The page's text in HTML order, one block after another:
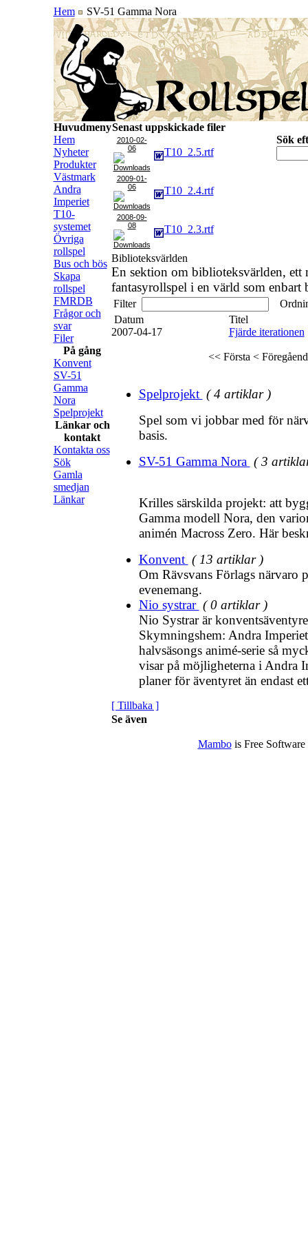
Hem SV-51 Gamma Nora
Huvudmeny
Hem
Nyheter
Produkter
Västmark
Andra
Imperiet
T10-
systemet
Övriga
rollspel
Bus och bös
Skapa
rollspel
FMRDB
Frågor och
svar
Filer
På gång
Konvent
SV-51
Gamma
Nora
Spelprojekt
Länkar och
kontakt
Kontakta oss
Sök
Gamla
smedjan
Länkar
Senast uppskickade filer
2010-02-
06
T10_2.5.rtf
2009-01-
06
T10_2.4.rtf
2008-09-
08
T10_2.3.rtf
Sök
Biblioteksvärlden
En sektion om biblioteksvärlden,
fantasyrollspel i en värld som enbart
Filter
Datum
Titel
2007-04-17
Fjärde iterationen
<< Första <
Spelprojekt ( 4 artiklar )
Spel som vi jobbar med för
basis.
SV-51 Gamma Nora ( 3
Krilles särskilda projekt: att
Gamma modell Nora, den
animén Macross Zero. Här
Konvent ( 13 artiklar )
Om Rävsvans Förlags närvaro
evenemang.
Nio systrar ( 0 artiklar )
Nio Systrar är
Skymningshem: Andra
halvsäsongs animé-serie så
visar på möjligheterna i Andra
planer för äventyret än endast
[ Tillbaka ]
Se även
Mambois Free Software